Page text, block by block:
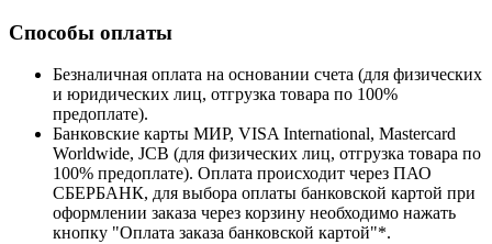
Способы оплаты
Безналичная оплата на основании счета (для физических
и юридических лиц, отгрузка товара по 100%
предоплате).
Банковские карты МИР, VISA International, Mastercard
Worldwide, JCB (для физических лиц, отгрузка товара по
100% предоплате). Оплата происходит через ПАО
СБЕРБАНК, для выбора оплаты банковской картой при
оформлении заказа через корзину необходимо нажать
кнопку "Оплата заказа банковской картой"*.